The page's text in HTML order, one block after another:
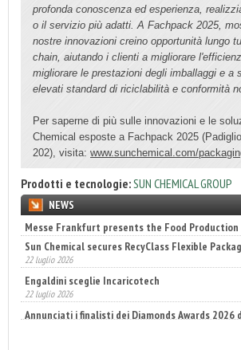
profonda conoscenza ed esperienza,
o il servizio più adatti. A Fachpack 2025,
nostre innovazioni creino opportunità lungo
chain, aiutando i clienti a migliorare
migliorare le prestazioni degli imballaggi e a
elevati standard di riciclabilità e conformità
Per saperne di più sulle innovazioni e le
Chemical esposte a Fachpack 2025
202), visita: www.sunchemical.com/
Prodotti e tecnologie:SUN CHEMICAL GROUP
NEWS
Sun Chemical secures RecyClass Flexible
22 luglio 2026
Engaldini sceglie Incaricotech
22 luglio 2026
Annunciati i finalisti dei Diamonds Awards 2026 di
14 luglio 2026